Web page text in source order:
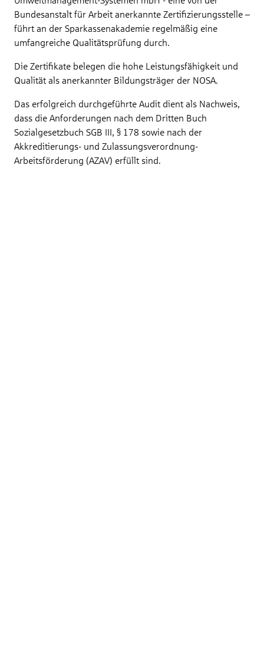
Bundesanstalt für Arbeit anerkannte Zertifizierungsstelle –
führt an der Sparkassenakademie regelmäßig eine
umfangreiche Qualitätsprüfung durch.
Die Zertifikate belegen die hohe Leistungsfähigkeit und
Qualität als anerkannter Bildungsträger der NOSA.
Das erfolgreich durchgeführte Audit dient als Nachweis,
dass die Anforderungen nach dem Dritten Buch
Sozialgesetzbuch SGB III, § 178 sowie nach der
Akkreditierungs- und Zulassungsverordnung-
Arbeitsförderung (AZAV) erfüllt sind.